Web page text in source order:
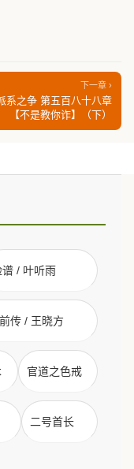
下一章 ›
系之争 第五百八十八章
【不是教你诈】（下）
谱 / 叶听雨
传 / 王晓方
官道之色戒
二号首长